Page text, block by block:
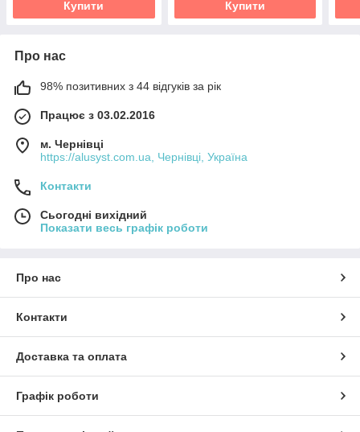
Купити Купити
Про нас
98% позитивних з 44 відгуків за рік
Працює з 03.02.2016
м. Чернівці
https://alusyst.com.ua, Чернівці, Україна
Контакти
Сьогодні вихідний
Показати весь графік роботи
Про нас
Контакти
Доставка та оплата
Графік роботи